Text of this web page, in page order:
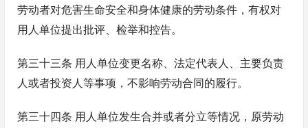
劳动者对危害生命安全和身体健康的劳动条件，有权对
用人单位提出批评、检举和控告。
第三十三条 用人单位变更名称、法定代表人、主要负责
人或者投资人等事项，不影响劳动合同的履行。
第三十四条 用人单位发生合并或者分立等情况，原劳动